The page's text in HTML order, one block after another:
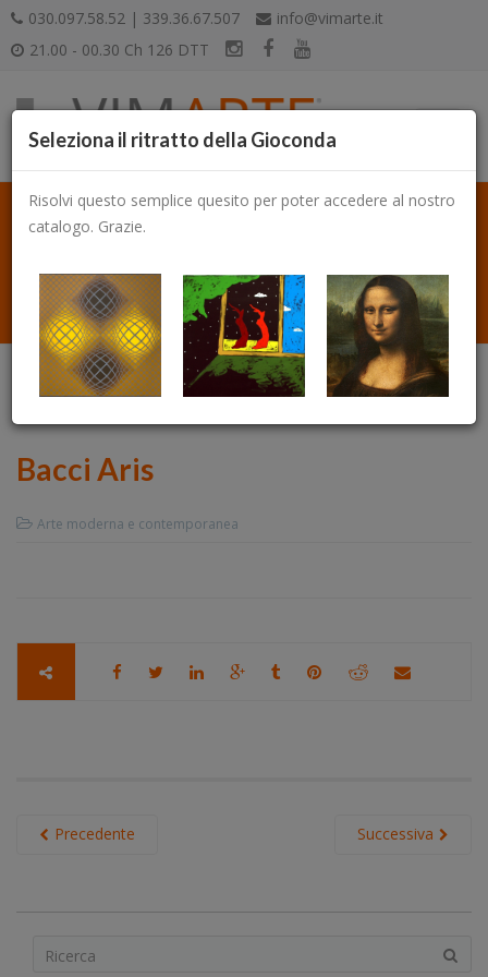
030.097.58.52 | 339.36.67.507
info@vimarte.it
21.00 - 00.30 Ch 126 DTT
Bacci Aris
Arte moderna e contemporanea
Successiva
Precedente
Seleziona il ritratto della Gioconda
Risolvi questo semplice quesito per poter accedere al nostro
catalogo. Grazie.